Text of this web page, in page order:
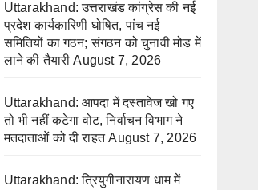
Uttarakhand: उत्तराखंड कांग्रेस की नई
प्रदेश कार्यकारिणी घोषित, पांच नई
समितियों का गठन; संगठन को चुनावी मोड में
लाने की तैयारी August 7, 2026
Uttarakhand: आपदा में दस्तावेज खो गए
तो भी नहीं कटेगा वोट, निर्वाचन विभाग ने
मतदाताओं को दी राहत August 7, 2026
Uttarakhand: त्रियुगीनारायण धाम में